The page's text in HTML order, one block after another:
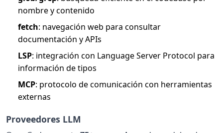
nombre y contenido
fetch: navegación web para consultar
documentación y APIs
LSP: integración con Language Server Protocol para
información de tipos
MCP: protocolo de comunicación con herramientas
externas
Proveedores LLM